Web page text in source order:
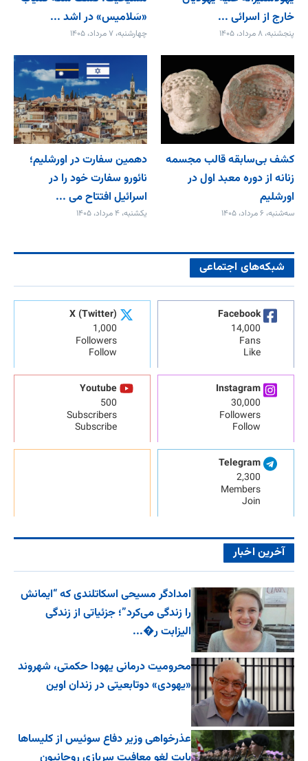
خارج از اسرائی ...
پنجشنبه، ۸ مرداد، ۱۴۰۵
«سَلامیس» در اشد ...
چهارشنبه، ۷ مرداد، ۱۴۰۵
کشف بی‌سابقه قالب مجسمه
زنانه از دوره معبد اول در
اورشلیم
سه‌شنبه، ۶ مرداد، ۱۴۰۵
دهمین سفارت در اورشلیم؛
نائورو سفارت خود را در
اسرائیل افتتاح می‌ ...
یکشنبه، ۴ مرداد، ۱۴۰۵
شبکه‌های اجتماعی
Facebook
14,000
Fans
Like
X (Twitter)
1,000
Followers
Follow
Instagram
30,000
Followers
Follow
Youtube
500
Subscribers
Subscribe
Telegram
2,300
Members
Join
آخرین اخبار
امدادگر مسیحی اسکاتلندی که “ایمانش
را زندگی می‌کرد”؛ جزئیاتی از زندگی
الیزابت ر�...
محرومیت درمانی یهودا حکمتی، شهروند
«یهودی» دوتابعیتی در زندان اوین
عذرخواهی وزیر دفاع سوئیس از کلیساها